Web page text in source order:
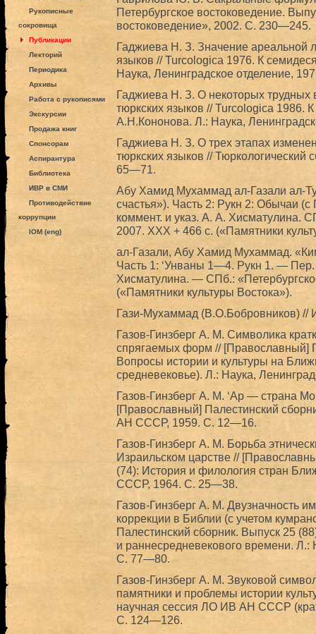
Рукописные
сокровища
Публикации
Лекторий
Периодика
Архивы
Работа с рукописями
Экскурсии
Продажа книг
Спонсорам
Аспирантура
Библиотека
ИВР в СМИ
Противодействие
коррупции
IOM (eng)
Петербургское востоковедение.
востоковедение», 2002. С. 230—245.
Гаджиева Н. З. Значение ареальной
языков // Turcologica 1976. К
Наука, Ленинградское отделение,
Гаджиева Н. З. О некоторых трудных
тюркских языков // Turcologica 1986.
А.Н.Кононова. Л.: Наука,
Гаджиева Н. З. О трех этапах
тюркских языков //
65—71.
Абу Хамид Мухаммад ал-Газали ал-
счастья»). Часть 2: Рукн 2: Обычаи
коммент. и указ. А. А. Хисматулина.
2007. XXX + 466 с. («Памятники
ал-Газали, Абу Хамид Мухаммад.
Часть 1: ‘Унваны 1—4. Рукн 1. — Пер.
Хисматулина. — СПб.:
(«Памятники культуры Востока»).
Гази-Мухаммад (В.О.Бобровников)
Газов-Гинзберг А. М. Символика
спрягаемых форм // [Православный]
Вопросы истории и культуры на
средневековье). Л.: Наука,
Газов-Гинзберг А. М. ‘Ар — страна
[Православный] Палестинский
АН СССР, 1959. С. 12—16.
Газов-Гинзберг А. М. Борьба
Израильском царстве //
(74): История и филология стран
СССР, 1964. С. 25—38.
Газов-Гинзберг А. М. Двузначность
коррекции в Библии (с учетом
Палестинский сборник. Выпуск 25
и раннесредневекового времени. Л.:
С. 77—80.
Газов-Гинзберг А. М. Звуковой
памятники и проблемы истории
научная сессия ЛО ИВ АН СССР
С. 124—126.